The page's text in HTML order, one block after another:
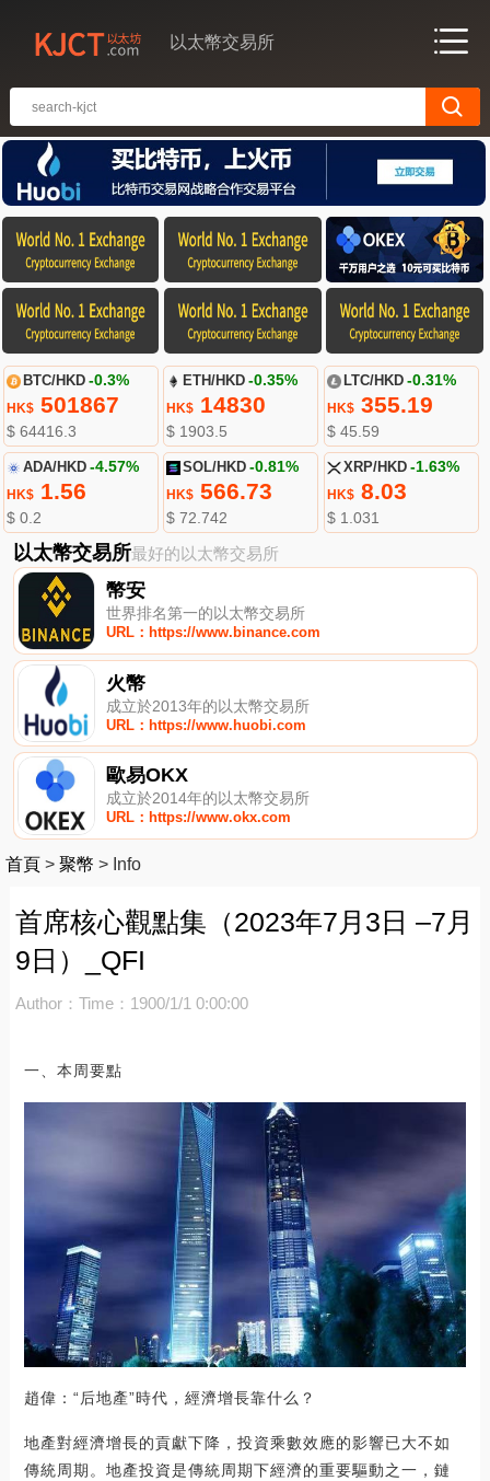
以太幣交易所
BTC/HKD -0.3%
HK$501867
$ 64416.3
ETH/HKD -0.35%
HK$ 14830
$ 1903.5
LTC/HKD -0.31%
HK$355.19
$ 45.59
ADA/HKD -4.57%
HK$1.56
$ 0.2
SOL/HKD -0.81%
HK$ 566.73
$ 72.742
XRP/HKD -1.63%
HK$8.03
$ 1.031
以太幣交易所最好的以太幣交易所
幣安
世界排名第一的以太幣交易所
URL：https://www.binance.com
火幣
成立於2013年的以太幣交易所
URL：https://www.huobi.com
歐易OKX
成立於2014年的以太幣交易所
URL：https://www.okx.com
首頁 > 聚幣 > Info
首席核心觀點集（2023年7月3日 –7月
9日）_QFI
Author： Time：1900/1/1 0:00:00
一、本周要點
趙偉：“后地產”時代，經濟增長靠什么？
地產對經濟增長的貢獻下降，投資乘數效應的影響已大不如
傳統周期。地產投資是傳統周期下經濟的重要驅動之一，鏈